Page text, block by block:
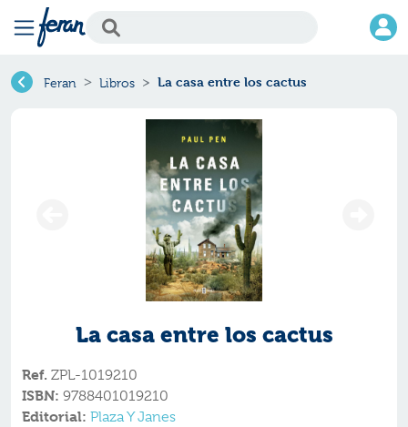
Feran Libros La casa entre los cactus
La casa entre los cactus
Ref. ZPL-1019210
ISBN: 9788401019210
Editorial: Plaza Y Janes